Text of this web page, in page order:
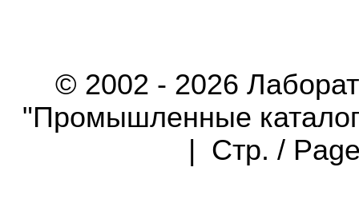
© 2002 - 2026
"Промышленные
| Стр. /